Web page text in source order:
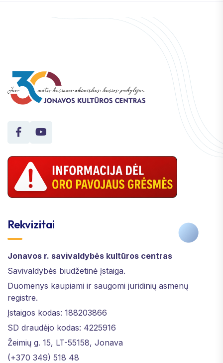
Rekvizitai
Jonavos r. savivaldybės kultūros centras
Savivaldybės biudžetinė įstaiga.
Duomenys kaupiami ir saugomi juridinių asmenų
registre.
Įstaigos kodas: 188203866
SD draudėjo kodas: 4225916
Žeimių g. 15, LT-55158, Jonava
(+370 349) 518 48